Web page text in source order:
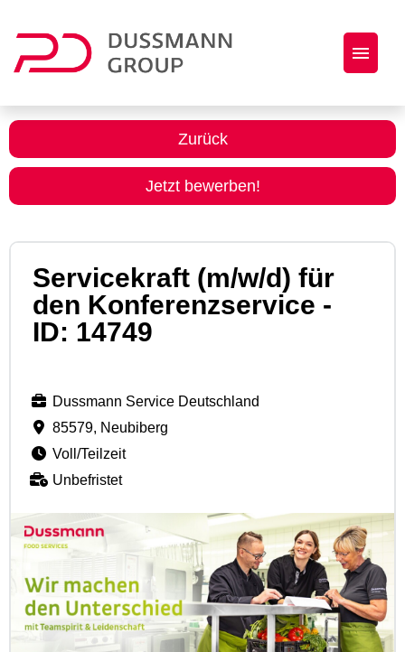
Jobs
Initiativbewerbung
Zurück
Jetzt bewerben!
Servicekraft (m/w/d) für
den Konferenzservice -
ID: 14749
Dussmann Service Deutschland
85579, Neubiberg
Voll/Teilzeit
Unbefristet